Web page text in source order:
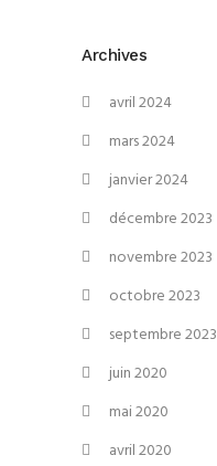
Archives
avril 2024
mars 2024
janvier 2024
décembre 2023
novembre 2023
octobre 2023
septembre 2023
juin 2020
mai 2020
avril 2020